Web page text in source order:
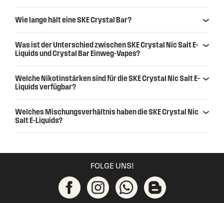
Wie lange hält eine SKE Crystal Bar?
Was ist der Unterschied zwischen SKE Crystal Nic Salt E-
Liquids und Crystal Bar Einweg-Vapes?
Welche Nikotinstärken sind für die SKE Crystal Nic Salt E-
Liquids verfügbar?
Welches Mischungsverhältnis haben die SKE Crystal Nic
Salt E-Liquids?
FOLGE UNS!